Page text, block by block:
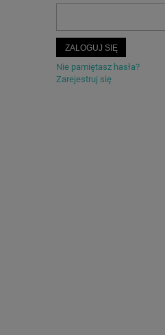
ZALOGUJ SIĘ
Nie pamiętasz hasła?
Zarejestruj się